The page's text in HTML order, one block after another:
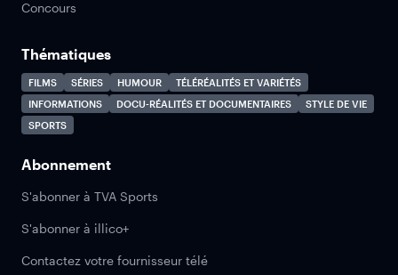
Concours
Thématiques
FILMS SÉRIES HUMOUR
TÉLÉRÉALITÉS ET VARIÉTÉS
INFORMATIONS
DOCU-RÉALITÉS ET DOCUMENTAIRES
STYLE DE VIE
SPORTS
Abonnement
S'abonner à TVA Sports
S'abonner à illico+
Contactez votre fournisseur télé